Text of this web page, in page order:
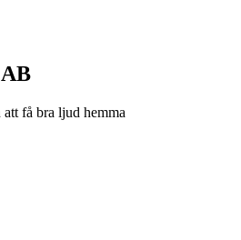
få bra ljud hemma